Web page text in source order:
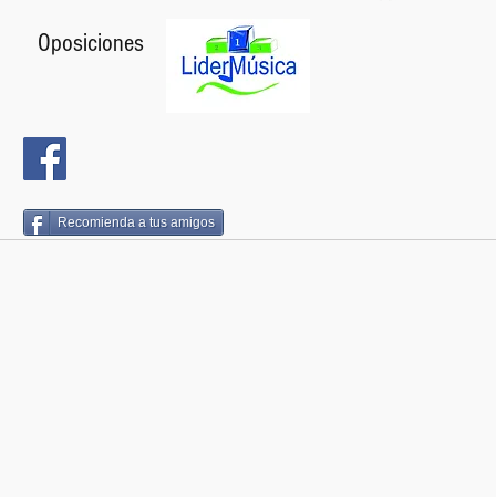
Oposiciones
© 2016 LiderMúsica
Recomienda a tus amigos